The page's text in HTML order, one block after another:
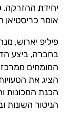
יחידת ההזרקה,
אומר כריסטיאן
פיליפ יארוש,
בחברה, ביצע
הציג את
הכנת המכונות
הניטור השונות